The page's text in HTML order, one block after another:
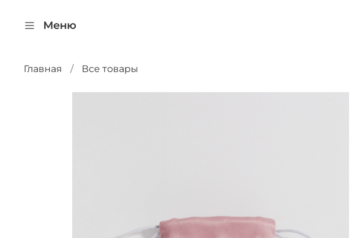
Меню
Главная Все товары